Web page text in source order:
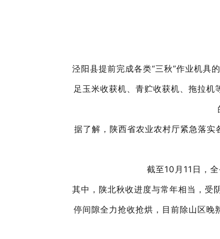
泾阳县提前完成各类“三秋”作业机具
足玉米收获机、青贮收获机、拖拉机
据了解，陕西省农业农村厅紧急落实
截至10月11日，
其中，陕北秋收进度与常年相当，受
停间隙全力抢收抢烘，目前除山区